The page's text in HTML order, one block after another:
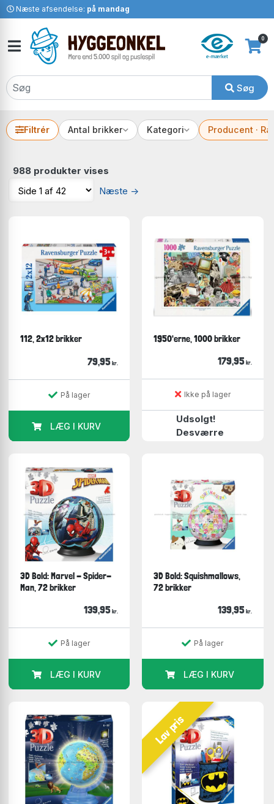
Næste afsendelse: på mandag
Søg
0
Filtrér Antal brikker Kategori Producent ·
988 produkter vises
Næste →
112, 2x12 brikker
79,95 kr.
På lager
LÆG I KURV
1950'erne, 1000 brikker
179,95 kr.
Ikke på lager
Udsolgt!
Desværre
3D Bold: Marvel - Spider-
Man, 72 brikker
139,95 kr.
På lager
LÆG I KURV
3D Bold: Squishmallows,
72 brikker
139,95 kr.
På lager
LÆG I KURV
Lav pris